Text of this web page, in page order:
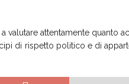
valutare attentamente quanto
di rispetto politico e di